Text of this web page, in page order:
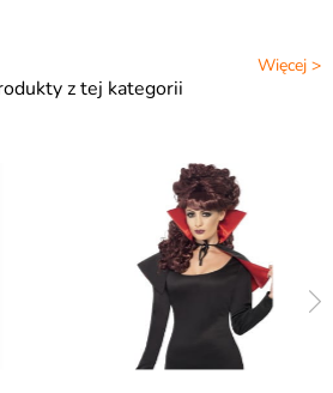
Więcej >
z tej kategorii